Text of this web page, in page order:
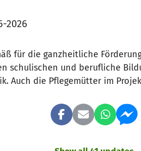
2026
für die ganzheitliche
schulischen und berufliche
Auch die Pflegemütter im